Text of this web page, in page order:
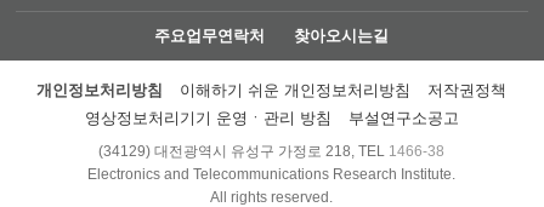
주요업무연락처 찾아오시는길
개인정보처리방침 이해하기 쉬운 개인정보처리방침
저작권정책
영상정보처리기기 운영ㆍ관리 방침
부설연구소공고
(34129) 대전광역시 유성구 가정로 218, TEL 1466-38
Electronics and Telecommunications Research Institute.
All rights reserved.